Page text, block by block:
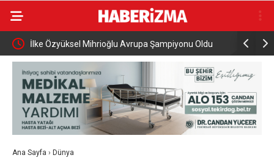
İlke Özyüksel Mihrioğlu Avrupa Şampiyonu Oldu
ziyareti
Ana Sayfa › Dünya